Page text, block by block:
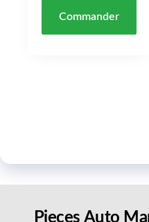
Commander
Pieces Auto